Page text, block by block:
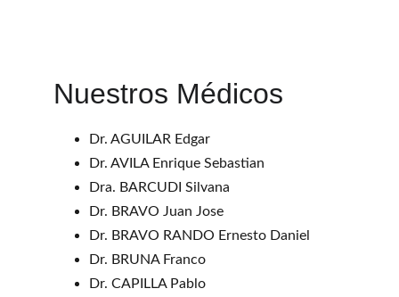
Nuestros Médicos
Dr. AGUILAR Edgar
Dr. AVILA Enrique Sebastian
Dra. BARCUDI Silvana
Dr. BRAVO Juan Jose
Dr. BRAVO RANDO Ernesto Daniel
Dr. BRUNA Franco
Dr. CAPILLA Pablo